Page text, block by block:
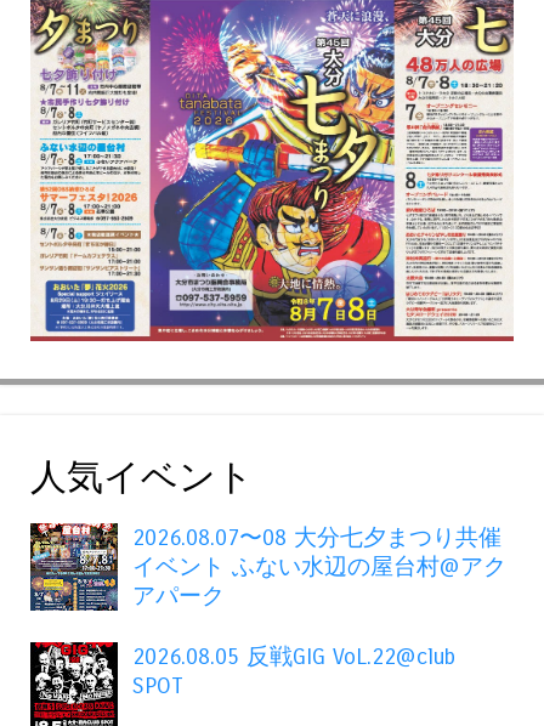
人気イベント
2026.08.07〜08 大分七夕まつり共催
イベント ふない水辺の屋台村@アク
アパーク
2026.08.05 反戦GIG VoL.22@club
SPOT